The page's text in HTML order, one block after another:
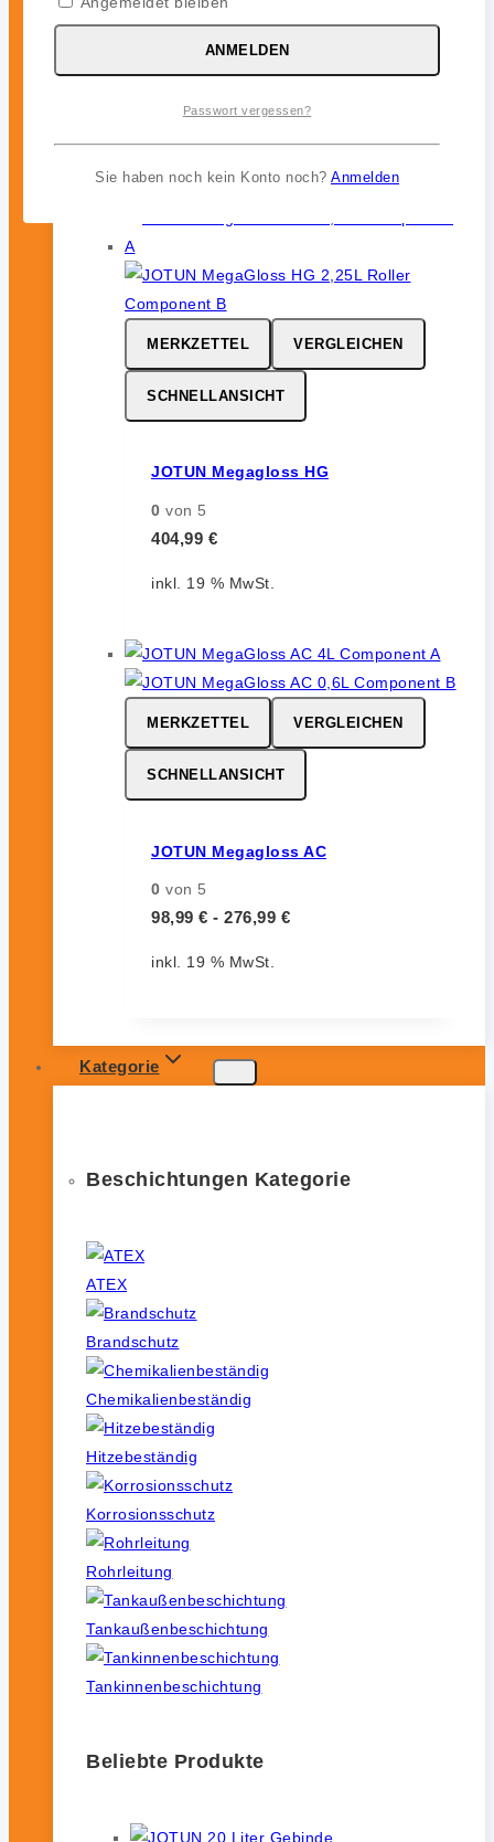
0von 5
46,99
inkl. 19 % MwSt.
MERKZETTEL VERGLEICHEN
SCHNELLANSICHT
JOTUN Megagloss HG
0 von 5
404,99 €
inkl. 19 % MwSt.
MERKZETTEL VERGLEICHEN
SCHNELLANSICHT
JOTUN Megagloss AC
0 von 5
98,99 € - 276,99 €
inkl. 19 % MwSt.
Kategorie
Beschichtungen Kategorie
ATEX
Brandschutz
Chemikalienbeständig
Hitzebeständig
Korrosionsschutz
Rohrleitung
Tankaußenbeschichtung
Tankinnenbeschichtung
Beliebte Produkte
ANMELDEN
Passwort vergessen?
Sie haben noch kein Konto noch? Anmelden